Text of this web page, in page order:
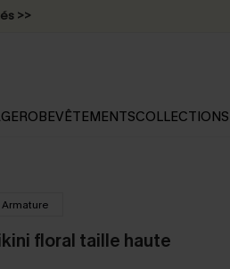
>>
ROBEVÊTEMENTSCOLLECTIONS
Armature
floral taille haute